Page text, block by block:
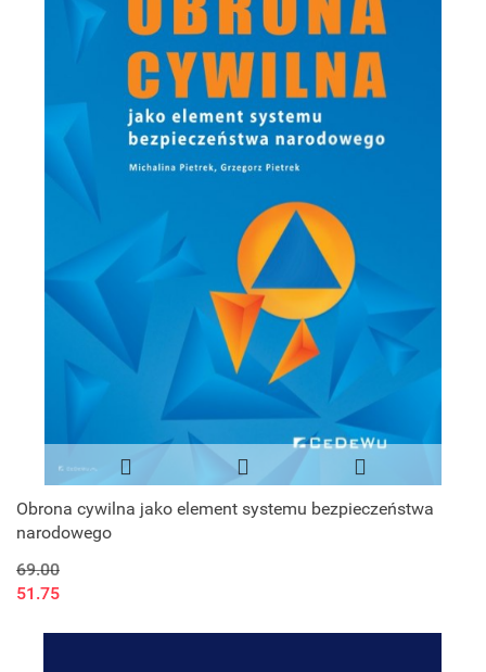
Obrona cywilna jako element systemu bezpieczeństwa
narodowego
69.00
51.75